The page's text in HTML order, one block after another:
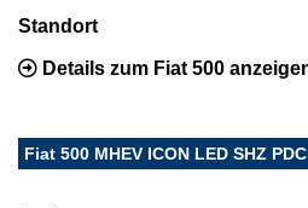
Standort
Details zum Fiat 500
Fiat 500 MHEV ICON LED SHZ